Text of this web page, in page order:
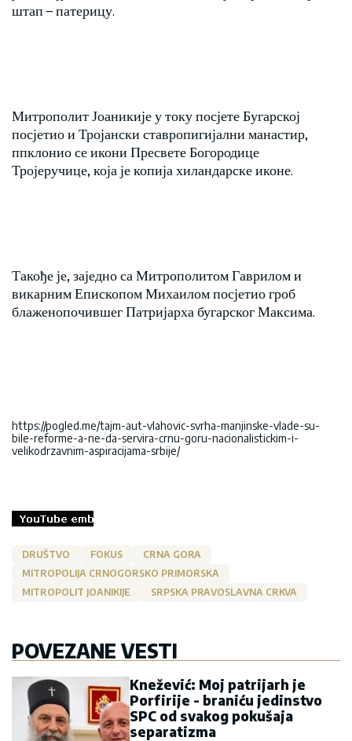
штап – патерицу.
Митрополит Јоаникије у току посјете Бугарској
посјетио и Тројански ставропигијални манастир,
ппклонио се икони Пресвете Богородице
Тројеручице, која је копија хиландарске иконе.
Такође је, заједно са Митрополитом Гаврилом и
викарним Епископом Михаилом посјетио гроб
блаженопочившег Патријарха бугарског Максима.
https://pogled.me/tajm-aut-vlahovic-svrha-manjinske-vlade-su-
bile-reforme-a-ne-da-servira-crnu-goru-nacionalistickim-i-
velikodrzavnim-aspiracijama-srbije/
DRUŠTVO FOKUS
CRNA GORA
MITROPOLIJA CRNOGORSKO PRIMORSKA
MITROPOLIT JOANIKIJE
SRPSKA PRAVOSLAVNA CRKVA
POVEZANE VESTI
Knežević: Moj patrijarh je
Porfirije - braniću jedinstvo
SPC od svakog pokušaja
separatizma